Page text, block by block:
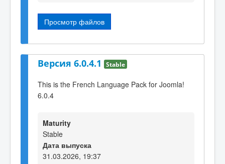
Просмотр файлов
Версия 6.0.4.1 Stable
This is the French Language Pack for Joomla!
6.0.4
Maturity
Stable
Дата выпуска
31.03.2026, 19:37